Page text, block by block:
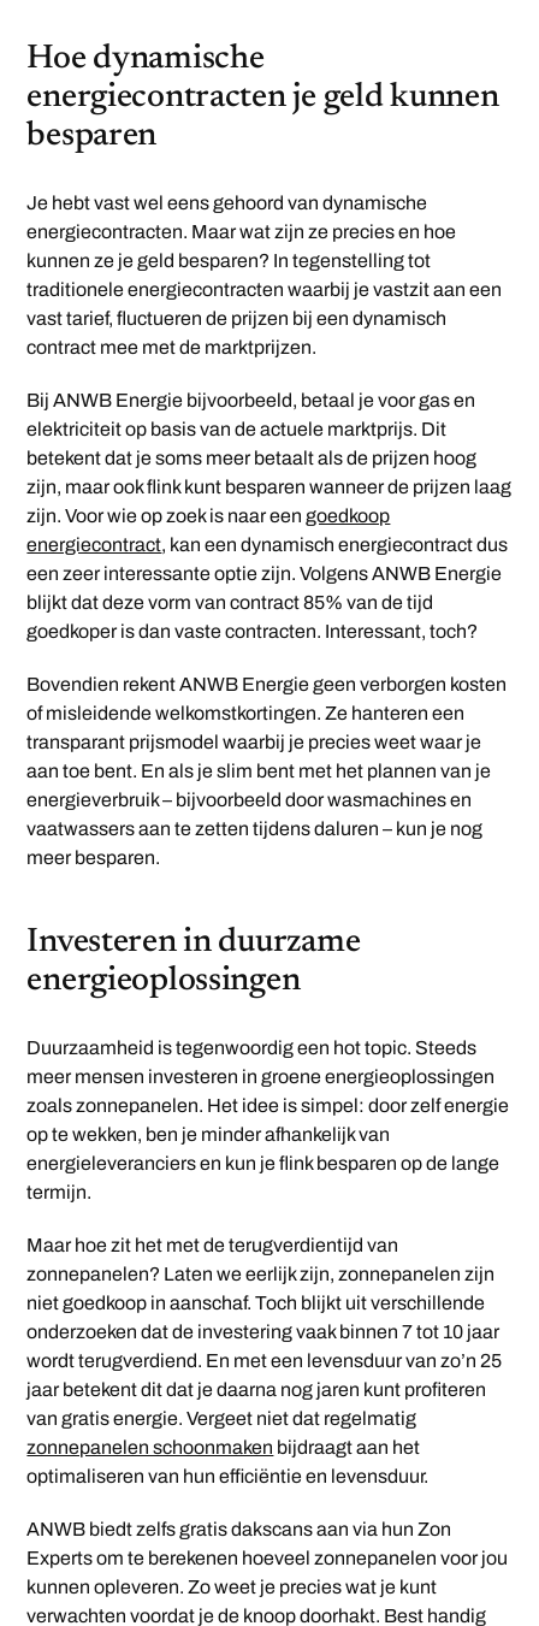
Hoe dynamische
energiecontracten je geld kunnen
besparen
Je hebt vast wel eens gehoord van dynamische
energiecontracten. Maar wat zijn ze precies en hoe
kunnen ze je geld besparen? In tegenstelling tot
traditionele energiecontracten waarbij je vastzit aan een
vast tarief, fluctueren de prijzen bij een dynamisch
contract mee met de marktprijzen.
Bij ANWB Energie bijvoorbeeld, betaal je voor gas en
elektriciteit op basis van de actuele marktprijs. Dit
betekent dat je soms meer betaalt als de prijzen hoog
zijn, maar ook flink kunt besparen wanneer de prijzen laag
zijn. Voor wie op zoek is naar eengoedkoop
energiecontract, kan een dynamisch energiecontract dus
een zeer interessante optie zijn. Volgens ANWB Energie
blijkt dat deze vorm van contract 85% van de tijd
goedkoper is dan vaste contracten. Interessant, toch?
Bovendien rekent ANWB Energie geen verborgen kosten
of misleidende welkomstkortingen. Ze hanteren een
transparant prijsmodel waarbij je precies weet waar je
aan toe bent. En als je slim bent met het plannen van je
energieverbruik – bijvoorbeeld door wasmachines en
vaatwassers aan te zetten tijdens daluren – kun je nog
meer besparen.
Investeren in duurzame
energieoplossingen
Duurzaamheid is tegenwoordig een hot topic. Steeds
meer mensen investeren in groene energieoplossingen
zoals zonnepanelen. Het idee is simpel: door zelf energie
op te wekken, ben je minder afhankelijk van
energieleveranciers en kun je flink besparen op de lange
termijn.
Maar hoe zit het met de terugverdientijd van
zonnepanelen? Laten we eerlijk zijn, zonnepanelen zijn
niet goedkoop in aanschaf. Toch blijkt uit verschillende
onderzoeken dat de investering vaak binnen 7 tot 10 jaar
wordt terugverdiend. En met een levensduur van zo’n 25
jaar betekent dit dat je daarna nog jaren kunt profiteren
van gratis energie. Vergeet niet dat regelmatig
zonnepanelen schoonmaken bijdraagt aan het
optimaliseren van hun efficiëntie en levensduur.
ANWB biedt zelfs gratis dakscans aan via hun Zon
Experts om te berekenen hoeveel zonnepanelen voor jou
kunnen opleveren. Zo weet je precies wat je kunt
verwachten voordat je de knoop doorhakt. Best handig